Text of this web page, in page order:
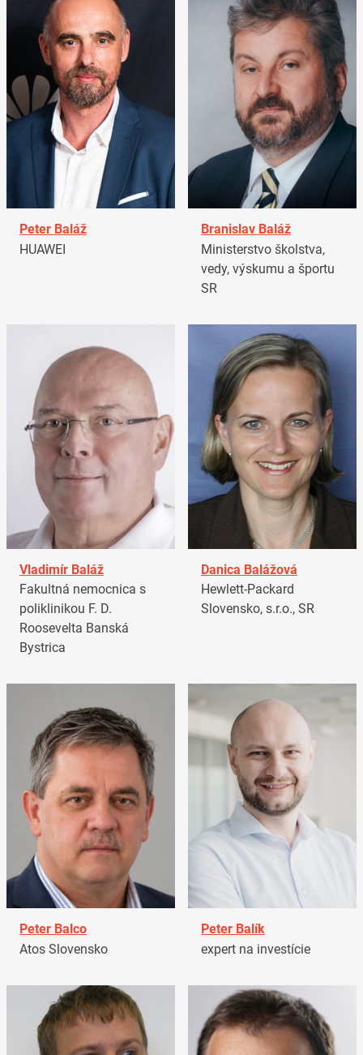
Peter Baláž
HUAWEI
Branislav Baláž
Ministerstvo školstva,
vedy, výskumu a športu
SR
Vladimír Baláž
Fakultná nemocnica s
poliklinikou F. D.
Roosevelta Banská
Bystrica
Danica Balážová
Hewlett-Packard
Slovensko, s.r.o., SR
Peter Balco
Atos Slovensko
Peter Balík
expert na investície